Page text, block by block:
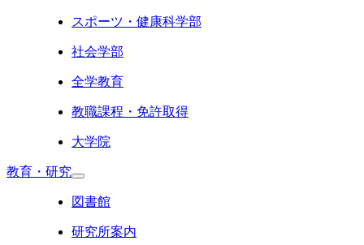
スポーツ・健康科学部
社会学部
全学教育
教職課程・免許取得
大学院
教育・研究
図書館
研究所案内